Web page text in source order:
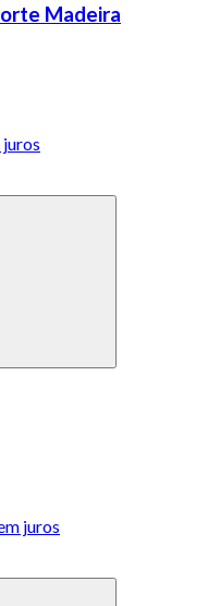
Madeira
juros
juros